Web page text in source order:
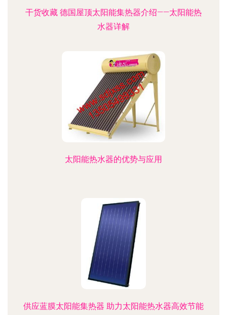
干货收藏 德国屋顶太阳能集热器介绍——太阳能热
水器详解
太阳能热水器的优势与应用
供应蓝膜太阳能集热器 助力太阳能热水器高效节能